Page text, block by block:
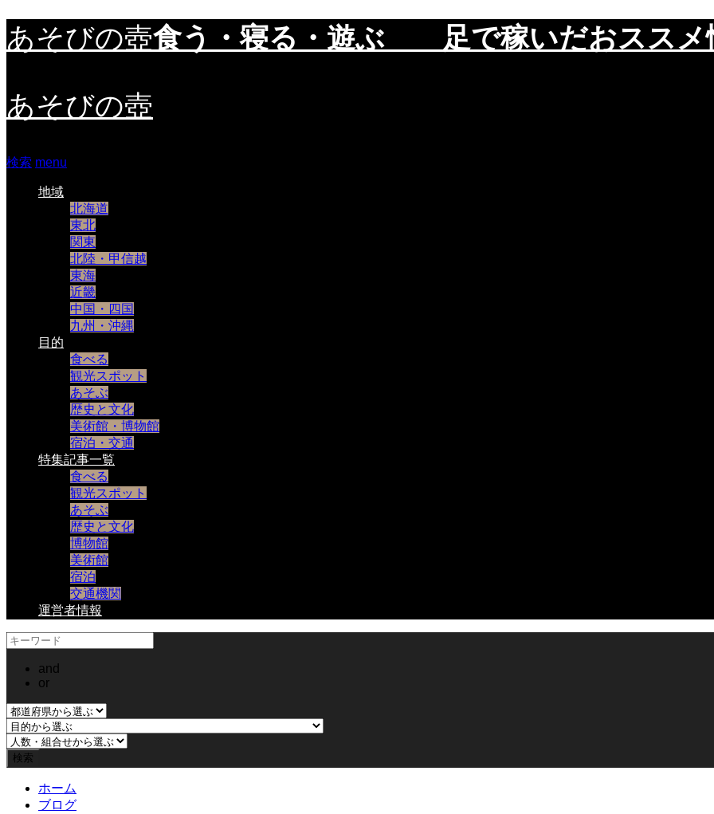
あそびの壺食う・寝る・遊ぶ 足で稼いだおススメ
あそびの壺
検索 menu
地域
北海道
東北
関東
北陸・甲信越
東海
近畿
中国・四国
九州・沖縄
目的
食べる
観光スポット
あそぶ
歴史と文化
美術館・博物館
宿泊・交通
特集記事一覧
食べる
観光スポット
あそぶ
歴史と文化
博物館
美術館
宿泊
交通機関
運営者情報
and
or
ホーム
ブログ